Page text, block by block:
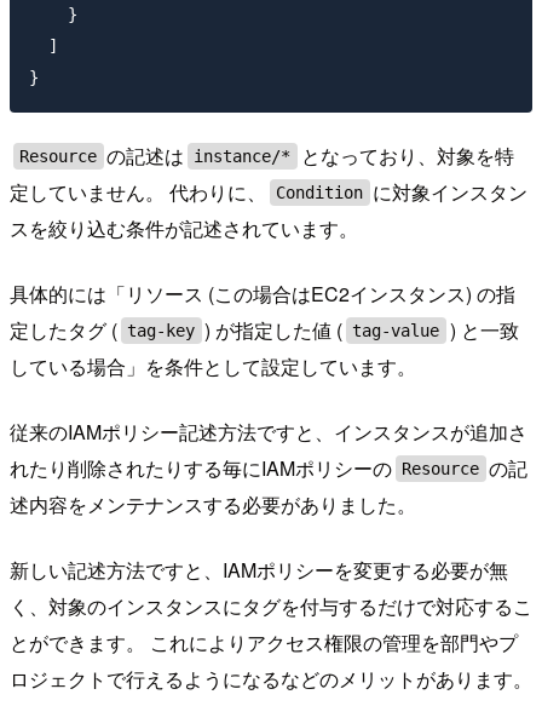
    }
  ]
Resource の記述は instance/*
となっており、対象を特
定していません。 代わりに、
Condition に対象インスタン
スを絞り込む条件が記述されています。
具体的には「リソース (この場合はEC2インスタンス) の指
定したタグ ( tag-key ) が指定した値 ( tag-value ) と一致
している場合」を条件として設定しています。
従来のIAMポリシー記述方法ですと、インスタンスが追加さ
れたり削除されたりする毎にIAMポリシーの Resource の記
述内容をメンテナンスする必要がありました。
新しい記述方法ですと、IAMポリシーを変更する必要が無
く、対象のインスタンスにタグを付与するだけで対応するこ
とができます。 これによりアクセス権限の管理を部門やプ
ロジェクトで行えるようになるなどのメリットがあります。